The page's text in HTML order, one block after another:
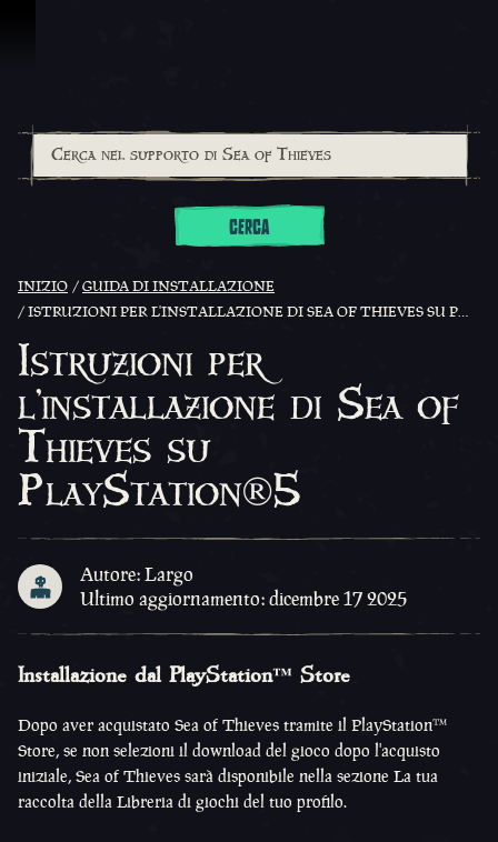
CERCA
INIZIO
GUIDA DI INSTALLAZIONE
ISTRUZIONI PER L'INSTALLAZIONE DI SEA OF THIEVES SU PLAYSTATION®5
Istruzioni per
l'installazione di Sea of
Thieves su
PlayStation®5
Autore: Largo
Ultimo aggiornamento: dicembre 17 2025
Installazione dal PlayStation™ Store
Dopo aver acquistato Sea of Thieves tramite il PlayStation™
Store, se non selezioni il download del gioco dopo l'acquisto
iniziale, Sea of Thieves sarà disponibile nella sezione La tua
raccolta della Libreria di giochi del tuo profilo.